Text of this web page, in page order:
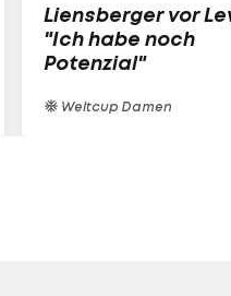
Liensberger vor
"Ich habe noch
Potenzial"
Weltcup Damen